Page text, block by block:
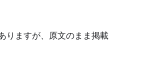
りますが、原文のまま掲載